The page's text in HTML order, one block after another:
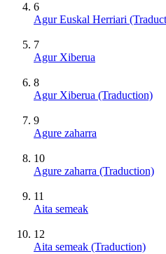
6
Agur Euskal Herriari
7
Agur Xiberua
8
Agur Xiberua (Traduction)
9
Agure zaharra
10
Agure zaharra (Traduction)
11
Aita semeak
12
Aita semeak (Traduction)